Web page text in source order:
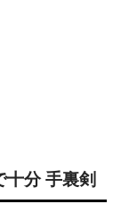
分 手裏剣